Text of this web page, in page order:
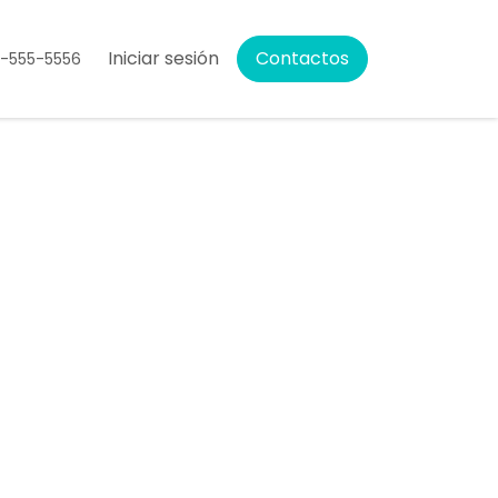
555-5556 Iniciar sesión Contactos